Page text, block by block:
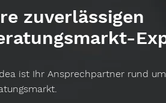
zuverlässigen
ist Ihr Ansprechpartner rund